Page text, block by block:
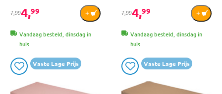
7,994,99
Vandaag besteld, dinsdag in
huis
7,994,99
Vandaag besteld, dinsdag in
huis
Vaste Lage Prijs Vaste Lage Prijs